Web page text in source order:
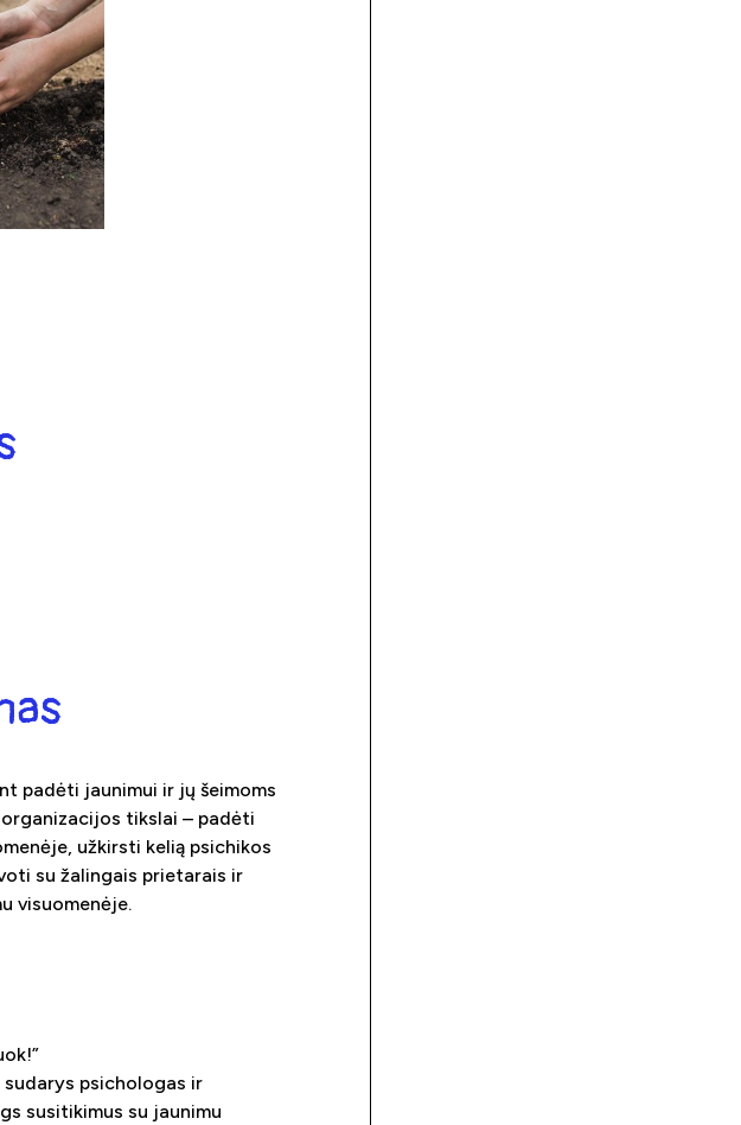
padėti jaunimui ir jų šeimoms
tikslai – padėti
užkirsti kelią psichikos
su žalingais prietarais ir
visuomenėje.
sudarys psichologas ir
susitikimus su jaunimu